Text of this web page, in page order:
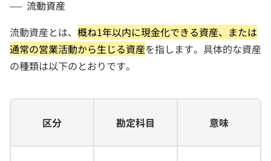
流動資産
流動資産とは、 概ね1年以内に現金化できる資産、または
通常の営業活動から生じる資産を指します。具体的な資産
の種類は以下のとおりです。
区分 勘定科目 意味